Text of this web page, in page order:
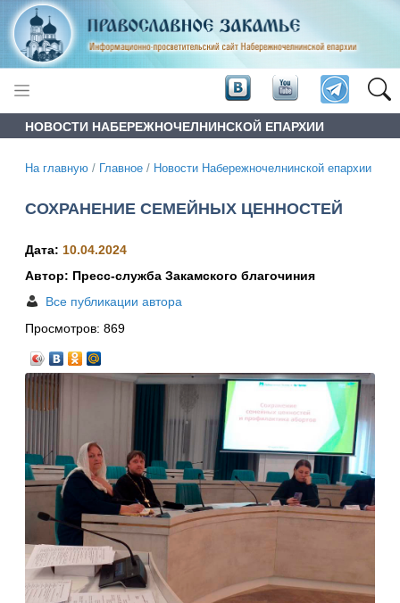
НОВОСТИ НАБЕРЕЖНОЧЕЛНИНСКОЙ ЕПАРХИИ
На главную / Главное / Новости Набережночелнинской епархии
СОХРАНЕНИЕ СЕМЕЙНЫХ ЦЕННОСТЕЙ
Дата: 10.04.2024
Автор: Пресс-служба Закамского благочиния
Все публикации автора
Просмотров: 869